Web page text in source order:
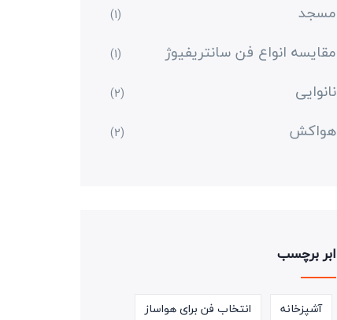
مسجد (1)
مقایسه انواع فن سانتریفیوژ (1)
نانوایی (2)
هواکش (2)
ابر برچسب
آشپزخانه
انتخاب فن برای هواساز